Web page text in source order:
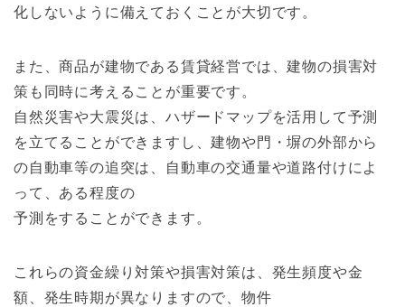
化しないように備えておくことが大切です。
また、商品が建物である賃貸経営では、建物の損害対
策も同時に考 えることが重要です。
自然災害や大震災は、ハザードマップを活用して予測
を立てること ができますし、建物や門・塀の外部から
の自動車等の追突は、自動車の交通量や道路付けによ
って、ある程度の
予測をすることができます。
これらの資金繰り対策や損害対策は、発生頻度や金
額、発生時期が異なりますので、物件